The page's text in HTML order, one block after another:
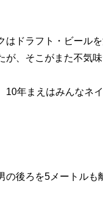
ドラフト・ビール
、そこがまた不気味
10年まえはみんなネ
の後ろを5メートルも